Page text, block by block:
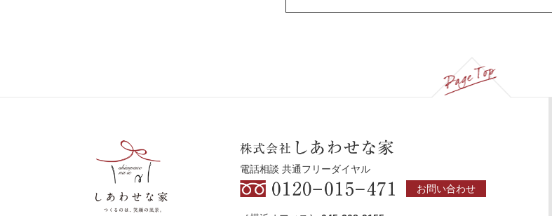
電話相談 共通フリーダイヤル
お問い合わせ